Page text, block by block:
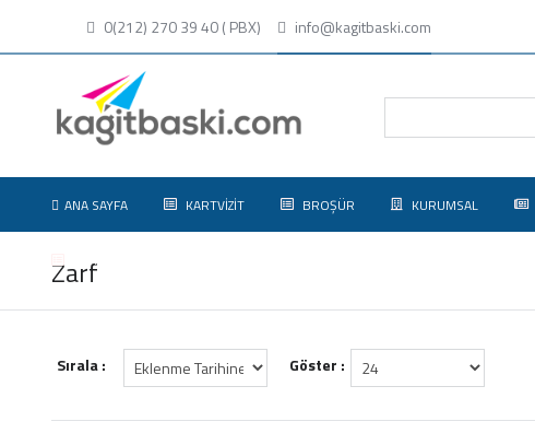
0(212) 270 39 40 ( PBX) info@kagitbaski.com
ANA SAYFA KARTVIZIT BROŞÜR KURUMSAL
HAKKIMIZDA
Zarf
Sırala : Göster :